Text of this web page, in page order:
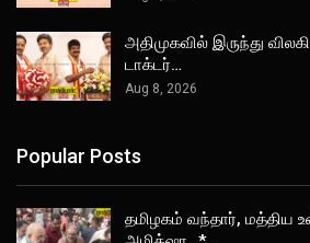
அதிமுகவில் இருந்து
டாக்டர்…
Aug 8, 2026
Popular Posts
தமிழகம் வந்தார், மத்திய